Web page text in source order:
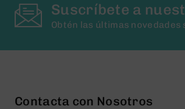
Suscríbete a
Obtén las últimas
Contacta con Nosotros